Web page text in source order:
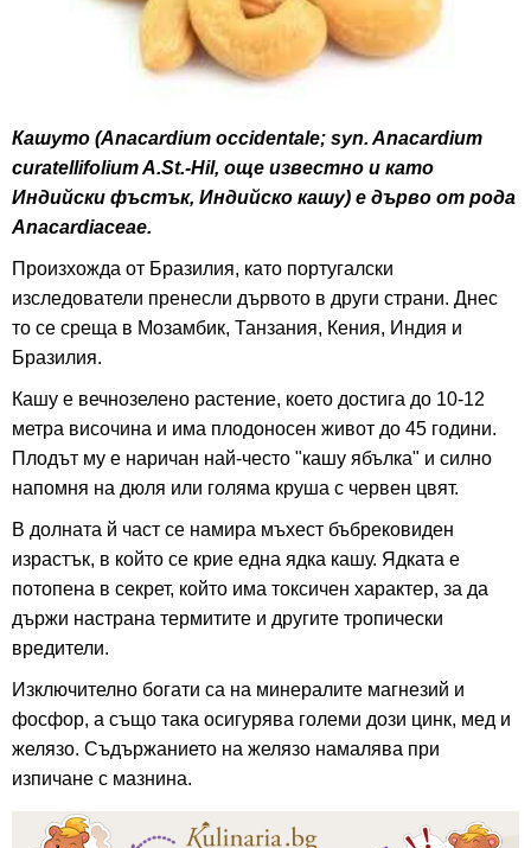
Кашуто (Anacardium occidentale; syn. Anacardium
curatellifolium A.St.-Hil, още известно и като
Индийски фъстък, Индийско кашу) е дърво от рода
Anacardiaceae.
Произхожда от Бразилия, като португалски
изследователи пренесли дървото в други страни. Днес
то се среща в Мозамбик, Танзания, Кения, Индия и
Бразилия.
Кашу е вечнозелено растение, което достига до 10-12
метра височина и има плодоносен живот до 45 години.
Плодът му е наричан най-често "кашу ябълка" и силно
напомня на дюля или голяма круша с червен цвят.
В долната й част се намира мъхест бъбрековиден
израстък, в който се крие една ядка кашу. Ядката е
потопена в секрет, който има токсичен характер, за да
държи настрана термитите и другите тропически
вредители.
Изключително богати са на минералите магнезий и
фосфор, а също така осигурява големи дози цинк, мед и
желязо. Съдържанието на желязо намалява при
изпичане с мазнина.